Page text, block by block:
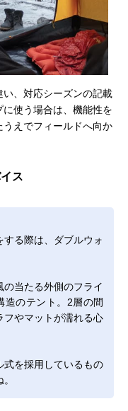
、対応シーズンの記載
使う場合は、機能性を
えでフィールドへ向か
ス
る際は、ダブルウォ
当たる外側のフライ
造のテント。2層の間
フやマットが濡れる心
式を採用しているもの